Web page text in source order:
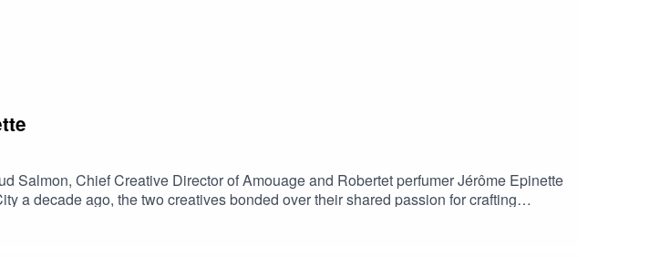
Salmon, Chief Creative Director of Amouage and Robertet perfumer Jérôme Epinette
a decade ago, the two creatives bonded over their shared passion for crafting
celebrates Omani heritage and reimagines the use of frankincense.This podcast is
olfactory culture - https://podcasts.bynez.com---Find all our podcasts on the usual